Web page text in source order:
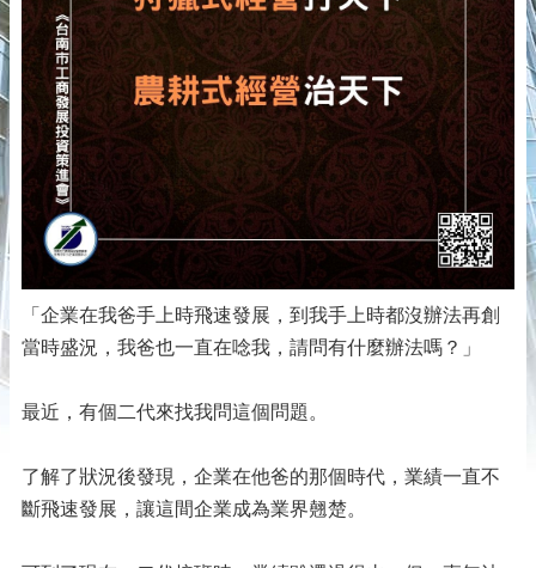
「企業在我爸手上時飛速發展，到我手上時都沒辦法再創
當時盛況，我爸也一直在唸我，請問有什麼辦法嗎？」
最近，有個二代來找我問這個問題。
了解了狀況後發現，企業在他爸的那個時代，業績一直不
斷飛速發展，讓這間企業成為業界翹楚。